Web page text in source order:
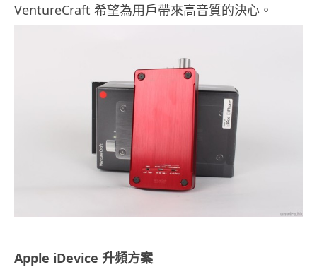
VentureCraft 希望為用戶帶來高音質的決心。
Apple iDevice 升頻方案